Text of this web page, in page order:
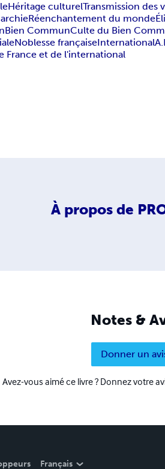
Héritage culturelTransmission des
Réenchantement du monde
Bien CommunCulte du Bien
Noblesse françaiseInternational
France et de l'international
À propos de
Notes &
Donner un
Avez-vous aimé ce livre ? Donnez votre
Français